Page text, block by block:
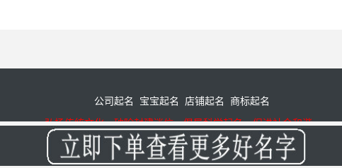
公司起名 宝宝起名 店铺起名
商标起名
弘扬传统文化，破除封建迷信，倡导科学起名，促进社会和谐。
粤ICP备19027288号-4© 周易起名-公司起名-宝宝起名-八字取名 2008-2026